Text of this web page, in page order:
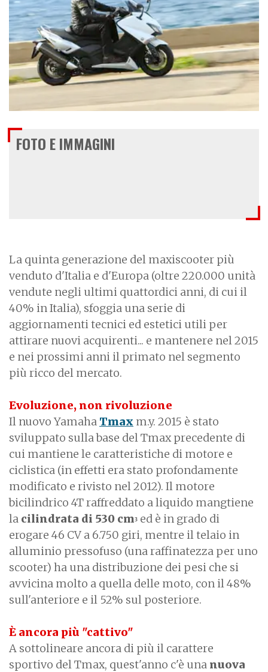
€ 10.790
FOTO E IMMAGINI
La quinta generazione del maxiscooter più
venduto d'Italia e d'Europa (oltre 220.000 unità
vendute negli ultimi quattordici anni, di cui il
40% in Italia), sfoggia una serie di
aggiornamenti tecnici ed estetici utili per
attirare nuovi acquirenti... e mantenere nel 2015
e nei prossimi anni il primato nel segmento
più ricco del mercato.
Evoluzione, non rivoluzione
Il nuovo Yamaha Tmax m.y. 2015 è stato
sviluppato sulla base del Tmax precedente di
cui mantiene le caratteristiche di motore e
ciclistica (in effetti era stato profondamente
modificato e rivisto nel 2012). Il motore
bicilindrico 4T raffreddato a liquido mangtiene
la cilindrata di 530 cm3 ed è in grado di
erogare 46 CV a 6.750 giri, mentre il telaio in
alluminio pressofuso (una raffinatezza per uno
scooter) ha una distribuzione dei pesi che si
avvicina molto a quella delle moto, con il 48%
sull'anteriore e il 52% sul posteriore.
È ancora più "cattivo"
A sottolineare ancora di più il carattere
sportivo del Tmax, quest'anno c'è una nuova